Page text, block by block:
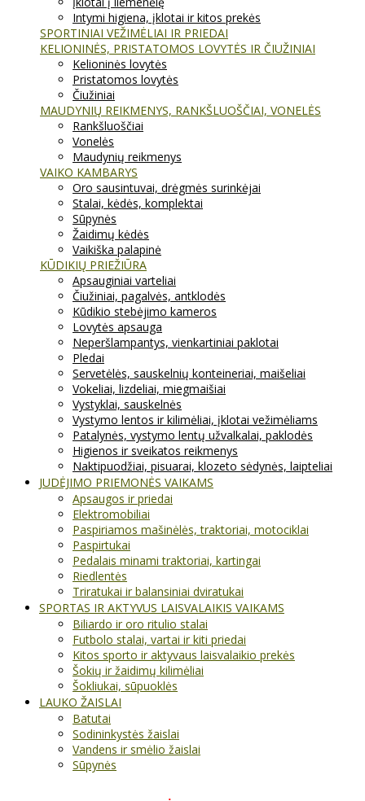
Intymi higiena, įklotai ir kitos prekės
SPORTINIAI VEŽIMĖLIAI IR PRIEDAI
KELIONINĖS, PRISTATOMOS LOVYTĖS IR ČIUŽINIAI
Kelioninės lovytės
Pristatomos lovytės
Čiužiniai
MAUDYNIŲ REIKMENYS, RANKŠLUOŠČIAI, VONELĖS
Rankšluoščiai
Vonelės
Maudynių reikmenys
VAIKO KAMBARYS
Oro sausintuvai, drėgmės surinkėjai
Stalai, kėdės, komplektai
Sūpynės
Žaidimų kėdės
Vaikiška palapinė
KŪDIKIŲ PRIEŽIŪRA
Apsauginiai varteliai
Čiužiniai, pagalvės, antklodės
Kūdikio stebėjimo kameros
Lovytės apsauga
Neperšlampantys, vienkartiniai paklotai
Pledai
Servetėlės, sauskelnių konteineriai, maišeliai
Vokeliai, lizdeliai, miegmaišiai
Vystyklai, sauskelnės
Vystymo lentos ir kilimėliai, įklotai vežimėliams
Patalynės, vystymo lentų užvalkalai, paklodės
Higienos ir sveikatos reikmenys
Naktipuodžiai, pisuarai, klozeto sėdynės, laipteliai
JUDĖJIMO PRIEMONĖS VAIKAMS
Apsaugos ir priedai
Elektromobiliai
Paspiriamos mašinėlės, traktoriai, motociklai
Paspirtukai
Pedalais minami traktoriai, kartingai
Riedlentės
Triratukai ir balansiniai dviratukai
SPORTAS IR AKTYVUS LAISVALAIKIS VAIKAMS
Biliardo ir oro ritulio stalai
Futbolo stalai, vartai ir kiti priedai
Kitos sporto ir aktyvaus laisvalaikio prekės
Šokių ir žaidimų kilimėliai
Šokliukai, sūpuoklės
LAUKO ŽAISLAI
Batutai
Sodininkystės žaislai
Vandens ir smėlio žaislai
Sūpynės